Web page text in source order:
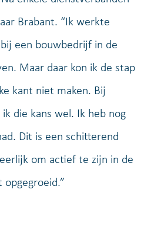
Brabant. “Ik werkte
een bouwbedrijf in de
Maar daar kon ik de stap
kant niet maken. Bij
die kans wel. Ik heb nog
Dit is een schitterend
om actief te zijn in de